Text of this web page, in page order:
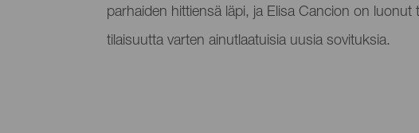
parhaiden hittiensä läpi, ja Elisa Cancion on luonut
tilaisuutta varten ainutlaatuisia uusia sovituksia.